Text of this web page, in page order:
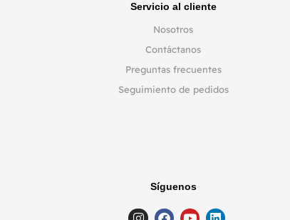
Servicio al cliente
Nosotros
Contáctanos
Preguntas frecuentes
Seguimiento de pedidos
Síguenos